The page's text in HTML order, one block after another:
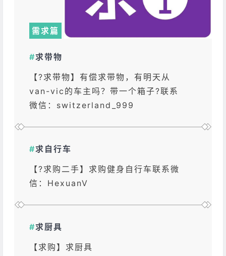
需求篇
#求带物
【?求带物】有偿求带物，有明天从
van-vic的车主吗？带一个箱子?联系
微信：switzerland_999
#求自行车
【?求购二手】求购健身自行车联系微
信：HexuanV
#求厨具
【求购】求厨具